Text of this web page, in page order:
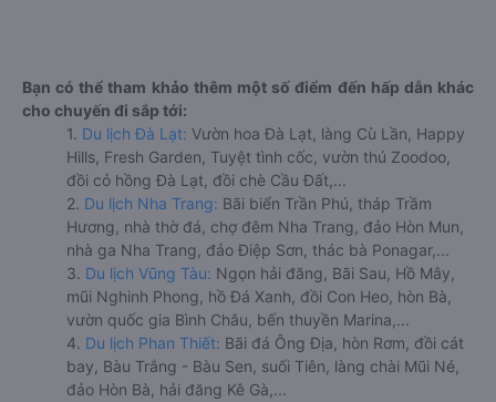
Bạn có thể tham khảo thêm một số điểm đến hấp dẫn khác
cho chuyến đi sắp tới:
1. Du lịch Đà Lạt: Vườn hoa Đà Lạt, làng Cù Lần, Happy
Hills, Fresh Garden, Tuyệt tình cốc, vườn thú Zoodoo,
đồi cỏ hồng Đà Lạt, đồi chè Cầu Đất,...
2. Du lịch Nha Trang: Bãi biển Trần Phú, tháp Trầm
Hương, nhà thờ đá, chợ đêm Nha Trang, đảo Hòn Mun,
nhà ga Nha Trang, đảo Điệp Sơn, thác bà Ponagar,...
3. Du lịch Vũng Tàu: Ngọn hải đăng, Bãi Sau, Hồ Mây,
mũi Nghinh Phong, hồ Đá Xanh, đồi Con Heo, hòn Bà,
vườn quốc gia Bình Châu, bến thuyền Marina,...
4. Du lịch Phan Thiết: Bãi đá Ông Địa, hòn Rơm, đồi cát
bay, Bàu Trắng - Bàu Sen, suối Tiên, làng chài Mũi Né,
đảo Hòn Bà, hải đăng Kê Gà,...